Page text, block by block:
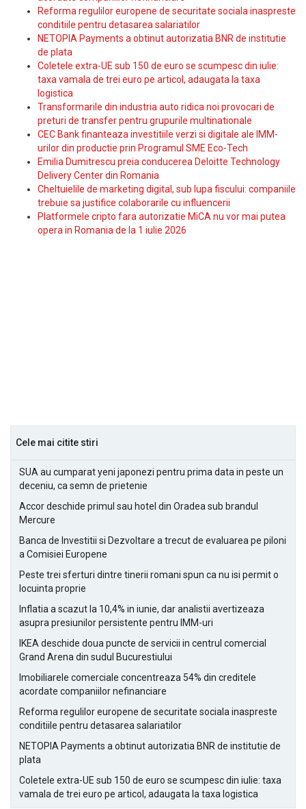
Reforma regulilor europene de securitate sociala inaspreste
conditiile pentru detasarea salariatilor
NETOPIA Payments a obtinut autorizatia BNR de institutie
de plata
Coletele extra-UE sub 150 de euro se scumpesc din iulie:
taxa vamala de trei euro pe articol, adaugata la taxa
logistica
Transformarile din industria auto ridica noi provocari de
preturi de transfer pentru grupurile multinationale
CEC Bank finanteaza investitiile verzi si digitale ale IMM-
urilor din productie prin Programul SME Eco-Tech
Emilia Dumitrescu preia conducerea Deloitte Technology
Delivery Center din Romania
Cheltuielile de marketing digital, sub lupa fiscului: companiile
trebuie sa justifice colaborarile cu influencerii
Platformele cripto fara autorizatie MiCA nu vor mai putea
opera in Romania de la 1 iulie 2026
Cele mai citite stiri
SUA au cumparat yeni japonezi pentru prima data in peste un
deceniu, ca semn de prietenie
Accor deschide primul sau hotel din Oradea sub brandul
Mercure
Banca de Investitii si Dezvoltare a trecut de evaluarea pe piloni
a Comisiei Europene
Peste trei sferturi dintre tinerii romani spun ca nu isi permit o
locuinta proprie
Inflatia a scazut la 10,4% in iunie, dar analistii avertizeaza
asupra presiunilor persistente pentru IMM-uri
IKEA deschide doua puncte de servicii in centrul comercial
Grand Arena din sudul Bucurestiului
Imobiliarele comerciale concentreaza 54% din creditele
acordate companiilor nefinanciare
Reforma regulilor europene de securitate sociala inaspreste
conditiile pentru detasarea salariatilor
NETOPIA Payments a obtinut autorizatia BNR de institutie de
plata
Coletele extra-UE sub 150 de euro se scumpesc din iulie: taxa
vamala de trei euro pe articol, adaugata la taxa logistica